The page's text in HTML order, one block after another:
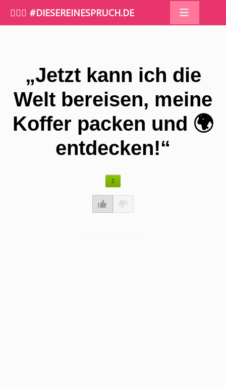
🤷🏼‍♀️ #DIESEREINESPRUCH.DE
„Jetzt kann ich die
Welt bereisen, meine
Koffer packen und 🌍
entdecken!“